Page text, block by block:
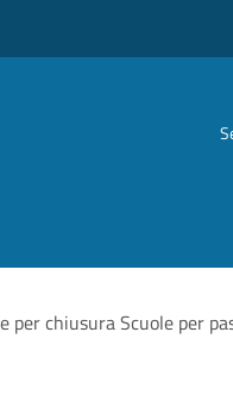
chiusura Scuole per